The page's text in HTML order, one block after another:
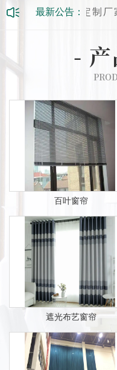
最新公告：
重庆鼎力窗饰定制厂
-
百叶窗帘
遮光布艺窗帘